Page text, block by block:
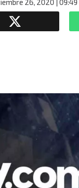
26, 2020 | 09:49